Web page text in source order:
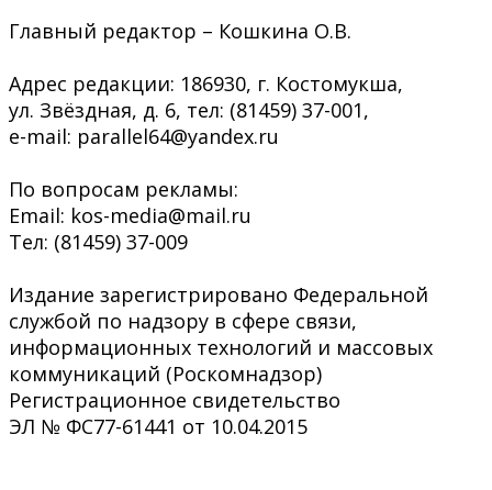
Главный редактор – Кошкина О.В.
Адрес редакции: 186930, г. Костомукша,
ул. Звёздная, д. 6, тел: (81459) 37-001,
e-mail: parallel64@yandex.ru
По вопросам рекламы:
Email: kos-media@mail.ru
Тел: (81459) 37-009
Издание зарегистрировано Федеральной
службой по надзору в сфере связи,
информационных технологий и массовых
коммуникаций (Роскомнадзор)
Регистрационное свидетельство
ЭЛ № ФС77-61441 от 10.04.2015